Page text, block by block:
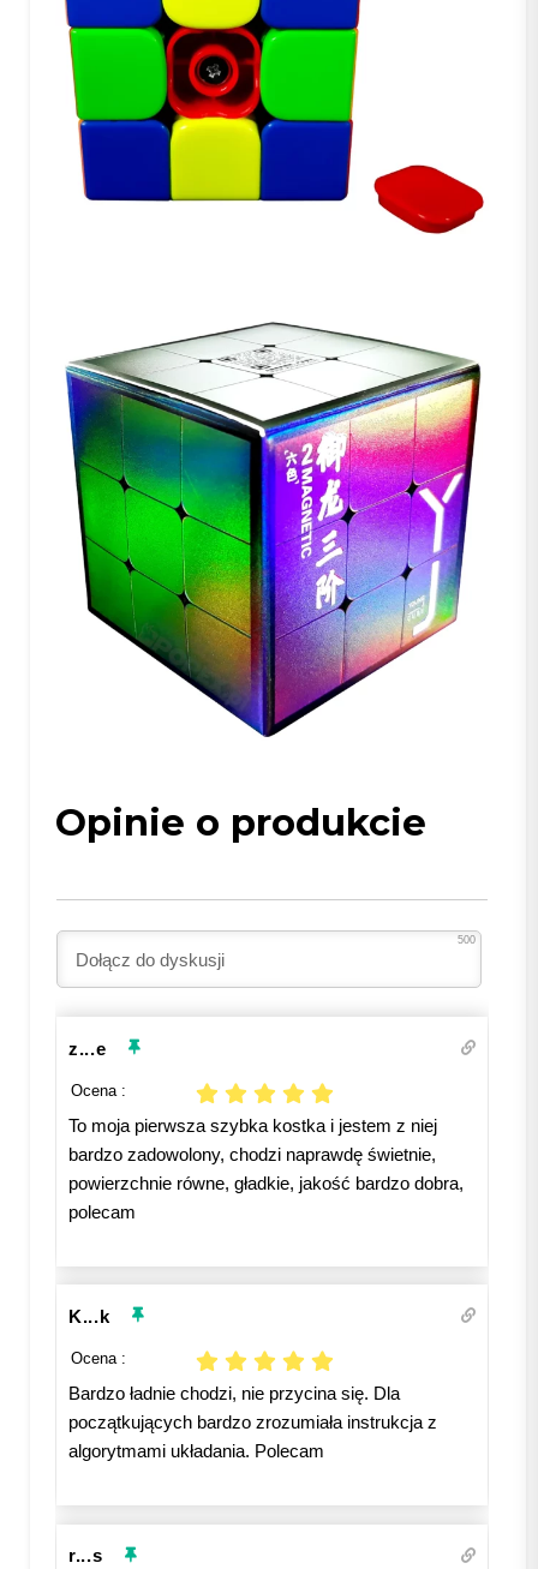
Opinie o produkcie
500
z...e
Ocena :
To moja pierwsza szybka kostka i jestem z niej
bardzo zadowolony, chodzi naprawdę świetnie,
powierzchnie równe, gładkie, jakość bardzo dobra,
polecam
K...k
Ocena :
Bardzo ładnie chodzi, nie przycina się. Dla
początkujących bardzo zrozumiała instrukcja z
algorytmami układania. Polecam
r...s